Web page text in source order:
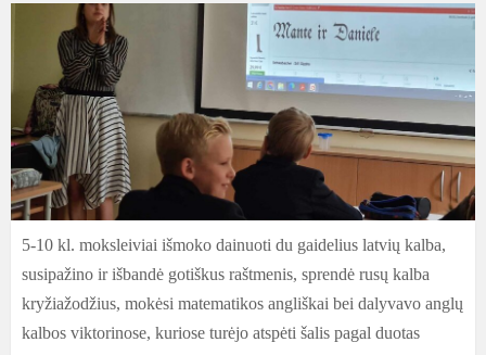
5-10 kl. moksleiviai išmoko dainuoti du gaidelius latvių kalba,
susipažino ir išbandė gotiškus raštmenis, sprendė rusų kalba
kryžiažodžius, mokėsi matematikos angliškai bei dalyvavo anglų
kalbos viktorinose, kuriose turėjo atspėti šalis pagal duotas